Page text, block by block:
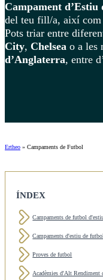
Campament d’Estiu
del teu fill/a, així com
Pots triar entre
City, Chelsea o a les
d’Anglaterra, entre
Ertheo » Campaments de Futbol
ÍNDEX
Campaments de futbol
Campaments d'estiu de
Proves de futbol
Acadèmies d'Alt Rendiment